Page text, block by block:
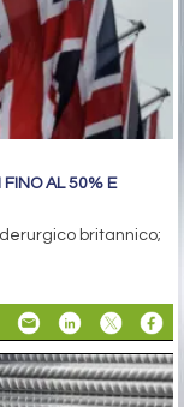
FINO AL 50% E
britannico;